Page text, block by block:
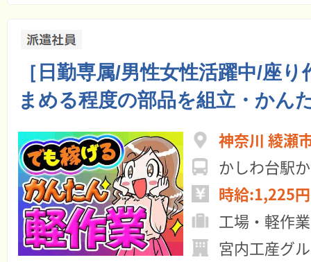
［日勤専属/男性女性活躍中/座
まめる程度の部品を組立・かん
神奈川 綾瀬
かしわ台駅
時給:1,225
工場・軽作業
宮内工産グ